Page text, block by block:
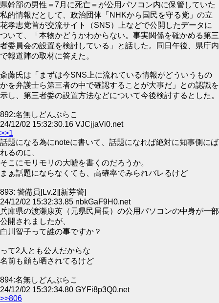
県幹部の男性＝7月に死亡＝が公用パソコン内に保管していた
私的情報だとして、政治団体「NHKから国民を守る党」の立
花孝志党首が交流サイト（SNS）上などで公開したデータに
ついて、「本物かどうかわからない。事実関係を確かめる第三
者委員会の設置を検討している」と話した。同日午後、県庁内
で報道陣の取材に答えた。
斎藤氏は「まずは今SNS上に流れている情報がどういうもの
かを弁護士ら第三者の中で確認することが大事だ」との認識を
示し、第三者委の設置方法などについて今後検討するとした。
892:名無しどんぶらこ
24/12/02 15:32:30.16 VJCjjaVi0.net
>>1
話題になる為にnoteに書いて、話題になれば絶対に知事側にば
れるのに、
そこにモリモリの大嘘を書くのだろうか。
まぁ話題にならなくても、高確率でみられバレるけど
893: 警備員[Lv.2][新芽警]
24/12/02 15:32:33.85 nbkGaF9H0.net
兵庫県の渡瀬康英（元県民局長）の公用パソコンの中身が一部
公開されましたが、
白川智子って誰の事ですか？
って2人とも公人だからな
名前も顔も晒されてるけど
894:名無しどんぶらこ
24/12/02 15:32:34.80 GYFi8p3Q0.net
>>806